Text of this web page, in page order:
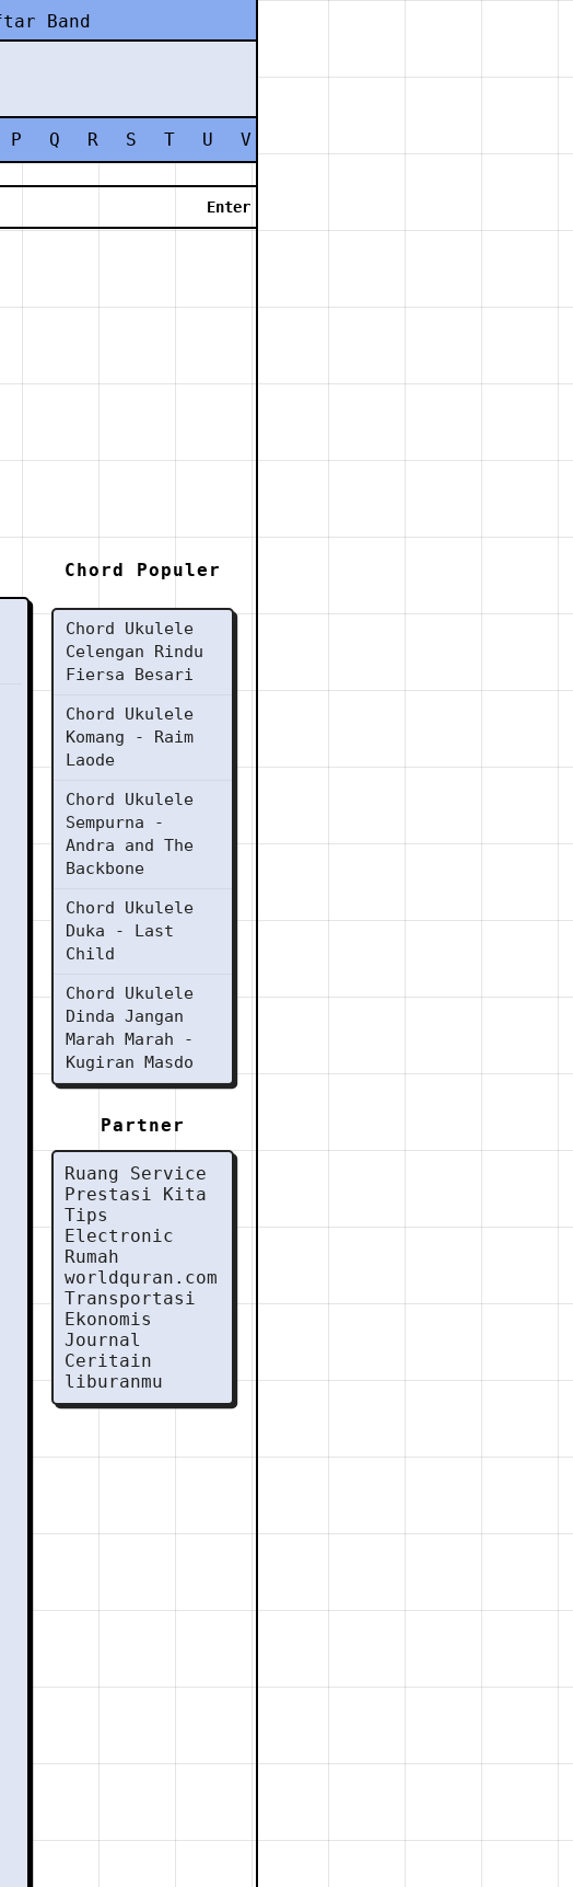
Band
P Q R S T U V
Chord Populer
Chord Ukulele
Celengan Rindu
Fiersa Besari
Chord Ukulele
Komang - Raim
Laode
Chord Ukulele
Sempurna -
Andra and The
Backbone
Chord Ukulele
Duka - Last
Child
Chord Ukulele
Dinda Jangan
Marah Marah -
Kugiran Masdo
Partner
Ruang Service
Prestasi Kita
Tips
Electronic
Rumah
worldquran.com
Transportasi
Ekonomis
Journal
Ceritain
liburanmu